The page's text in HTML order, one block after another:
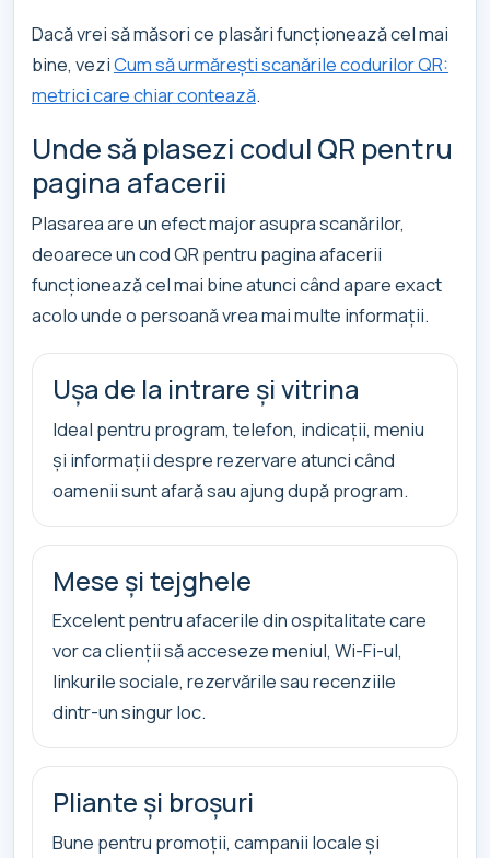
Dacă vrei să măsori ce plasări funcționează cel mai
bine, veziCum să urmărești scanările codurilor QR:
metrici care chiar contează.
Unde să plasezi codul QR pentru
pagina afacerii
Plasarea are un efect major asupra scanărilor,
deoarece un cod QR pentru pagina afacerii
funcționează cel mai bine atunci când apare exact
acolo unde o persoană vrea mai multe informații.
Ușa de la intrare și vitrina
Ideal pentru program, telefon, indicații, meniu
și informații despre rezervare atunci când
oamenii sunt afară sau ajung după program.
Mese și tejghele
Excelent pentru afacerile din ospitalitate care
vor ca clienții să acceseze meniul, Wi-Fi-ul,
linkurile sociale, rezervările sau recenziile
dintr-un singur loc.
Pliante și broșuri
Bune pentru promoții, campanii locale și